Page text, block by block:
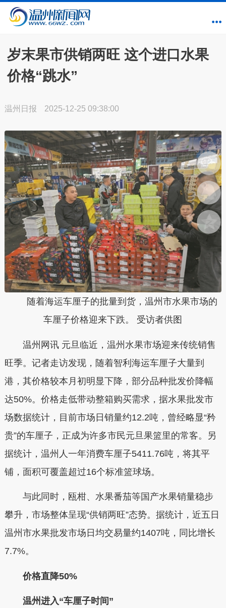
岁末果市供销两旺 这个进口水果
价格“跳水”
温州日报 2025-12-25 09:38:00
随着海运车厘子的批量到货，温州市水果市场的
车厘子价格迎来下跌。 受访者供图
温州网讯 元旦临近，温州水果市场迎来传统销售
旺季。记者走访发现，随着智利海运车厘子大量到
港，其价格较本月初明显下降，部分品种批发价降幅
达50%。价格走低带动整箱购买需求，据水果批发市
场数据统计，目前市场日销量约12.2吨，曾经略显“矜
贵”的车厘子，正成为许多市民元旦果篮里的常客。另
据统计，温州人一年消费车厘子5411.76吨，将其平
铺，面积可覆盖超过16个标准篮球场。
与此同时，瓯柑、水果番茄等国产水果销量稳步
攀升，市场整体呈现“供销两旺”态势。据统计，近五日
温州市水果批发市场日均交易量约1407吨，同比增长
7.7%。
价格直降50%
温州进入“车厘子时间”